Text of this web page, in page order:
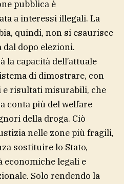
pubblica è
a interessi illegali. La
quindi, non si esaurisce
dopo elezioni.
la capacità dell’attuale
di dimostrare, con
risultati misurabili, che
conta più del welfare
della droga. Ciò
nelle zone più fragili,
sostituire lo Stato,
legali e
Solo rendendo la